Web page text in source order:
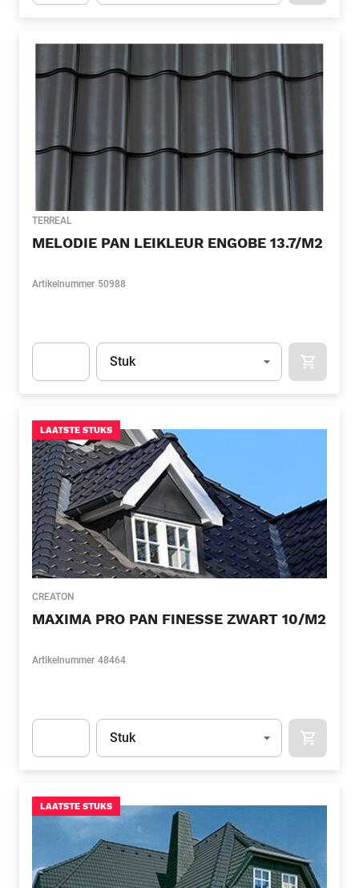
TERREAL
MELODIE PAN LEIKLEUR ENGOBE 13.7/M2
Artikelnummer 50988
Eenheid
Stuk
LAATSTE STUKS
CREATON
MAXIMA PRO PAN FINESSE ZWART 10/M2
Artikelnummer 48464
Eenheid
Stuk
LAATSTE STUKS